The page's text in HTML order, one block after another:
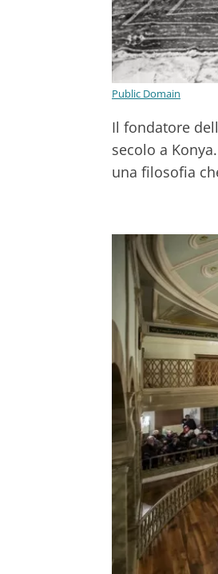
Public Domain
Il fondatore
secolo a
una filosofia